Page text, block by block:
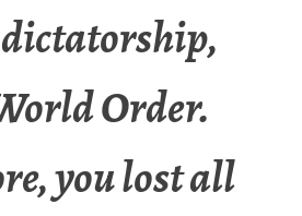
Order.
you lost all